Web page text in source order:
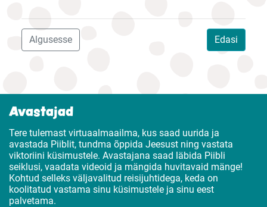
Edasi
Algusesse
Avastajad
Tere tulemast virtuaalmaailma, kus saad uurida ja
avastada Piiblit, tundma õppida Jeesust ning vastata
viktoriini küsimustele. Avastajana saad läbida Piibli
seiklusi, vaadata videoid ja mängida huvitavaid mänge!
Kohtud selleks väljavalitud reisijuhtidega, keda on
koolitatud vastama sinu küsimustele ja sinu eest
palvetama.